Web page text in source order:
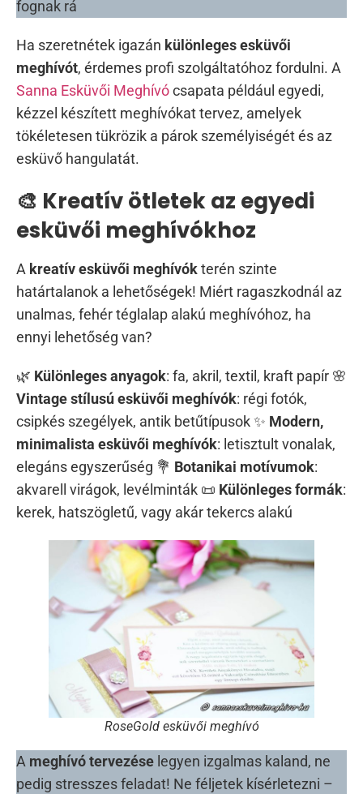
fognak rá
Ha szeretnétek igazán különleges esküvői
meghívót, érdemes profi szolgáltatóhoz fordulni. A
Sanna Esküvői Meghívócsapata például egyedi,
kézzel készített meghívókat tervez, amelyek
tökéletesen tükrözik a párok személyiségét és az
esküvő hangulatát.
🎨 Kreatív ötletek az egyedi
esküvői meghívókhoz
A kreatív esküvői meghívókterén szinte
határtalanok a lehetőségek! Miért ragaszkodnál az
unalmas, fehér téglalap alakú meghívóhoz, ha
ennyi lehetőség van?
🌿 Különleges anyagok: fa, akril, textil, kraft papír 🌸
Vintage stílusú esküvői meghívók: régi fotók,
csipkés szegélyek, antik betűtípusok ✨ Modern,
minimalista esküvői meghívók: letisztult vonalak,
elegáns egyszerűség 💐 Botanikai motívumok:
akvarell virágok, levélminták 📜 Különleges formák:
kerek, hatszögletű, vagy akár tekercs alakú
RoseGold esküvői meghívó
A meghívó tervezése legyen izgalmas kaland, ne
pedig stresszes feladat! Ne féljetek kísérletezni –